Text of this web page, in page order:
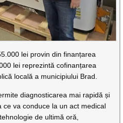
lei provin din finanțarea
lei reprezintă cofinanțarea
locală a municipiului Brad.
diagnosticarea mai rapidă și
ce va conduce la un act medical
de ultimă oră,